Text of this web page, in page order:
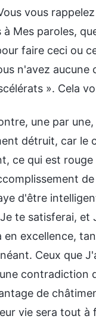
vous
Mes paroles,
faire ceci ou
n'avez aucune
». Cela
une par
détruit, car le
ce qui est
d'être
te satisferai, et
excellence,
Ceux que
contradiction
de
vie sera tout